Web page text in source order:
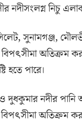
নদীসংলগ্ন নিচু
সুনামগঞ্জ,
বিপৎসীমা অতিক্রম
হতে পারে।
দুধকুমার নদীর
বিপৎসীমা অতিক্রম